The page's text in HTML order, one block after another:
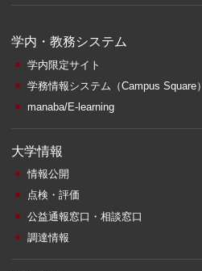
学内・教務システム
学内限定サイト
学務情報システム （Campus Square）
manaba/E-learning
大学情報
情報公開
点検・評価
公益通報窓口・相談窓口
調達情報